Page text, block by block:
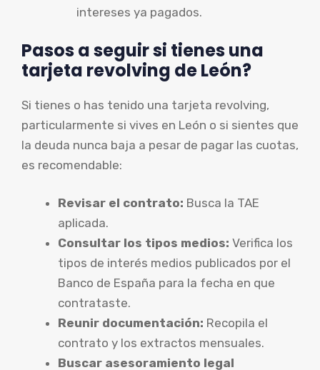
intereses ya pagados.
Pasos a seguir si tienes una
tarjeta revolving de León?
Si tienes o has tenido una tarjeta revolving,
particularmente si vives en León o si sientes que
la deuda nunca baja a pesar de pagar las cuotas,
es recomendable:
Revisar el contrato: Busca la TAE
aplicada.
Consultar los tipos medios: Verifica los
tipos de interés medios publicados por el
Banco de España para la fecha en que
contrataste.
Reunir documentación: Recopila el
contrato y los extractos mensuales.
Buscar asesoramiento legal